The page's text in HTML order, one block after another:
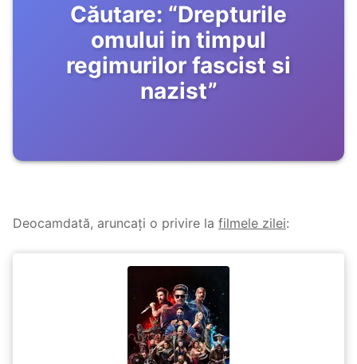
Căutare: “Drepturile
omului in timpul
regimurilor fascist si
nazist”
Deocamdată, aruncați o privire la filmele zilei: